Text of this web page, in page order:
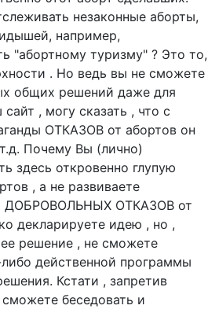
незаконные аборты,
например,
"абортному туризму" ? Это то,
. Но ведь вы не сможете
общих решений даже для
, могу сказать , что с
ОТКАЗОВ от абортов он
Почему Вы (лично)
здесь откровенно глупую
, а не развиваете
ДОБРОВОЛЬНЫХ ОТКАЗОВ от
декларируете идею , но ,
решение , не сможете
действенной программы
Кстати , запретив
беседовать и